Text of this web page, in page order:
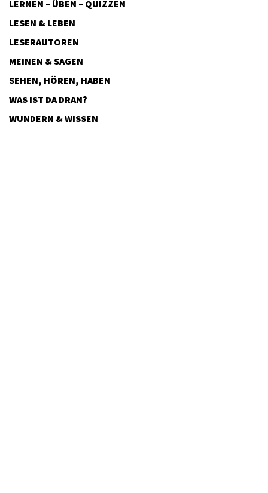
LERNEN – ÜBEN – QUIZZEN
LESEN & LEBEN
LESERAUTOREN
MEINEN & SAGEN
SEHEN, HÖREN, HABEN
WAS IST DA DRAN?
WUNDERN & WISSEN